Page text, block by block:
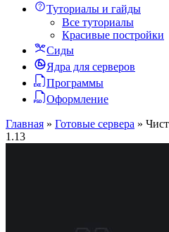
Туториалы и гайды
Все туториалы
Красивые постройки
Сиды
Ядра для серверов
Программы
Оформление
Главная » Готовые сервера »
1.13